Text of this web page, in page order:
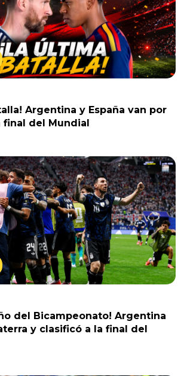
Argentina y España van por
final del Mundial
del Bicampeonato! Argentina
y clasificó a la final del